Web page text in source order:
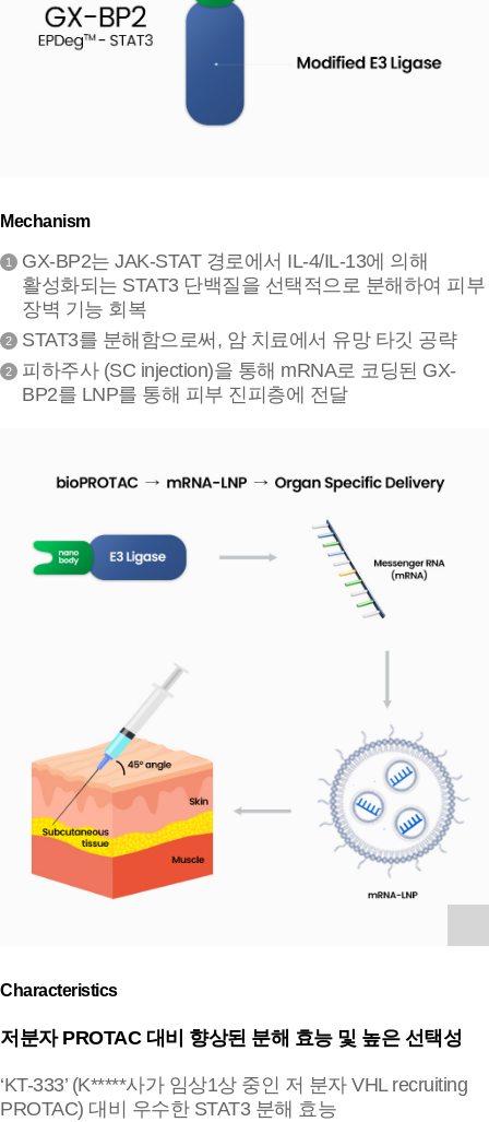
Mechanism
1
GX-BP2는 JAK-STAT 경로에서 IL-4/IL-13에 의해
활성화되는 STAT3 단백질을 선택적으로 분해하여 피부
장벽 기능 회복
2 STAT3를 분해함으로써, 암 치료에서 유망 타깃 공략
2
피하주사 (SC injection)을 통해 mRNA로 코딩된 GX-
BP2를 LNP를 통해 피부 진피층에 전달
Characteristics
저분자 PROTAC 대비 향상된 분해 효능 및 높은 선택성
‘KT-333’ (K*****사가 임상1상 중인 저 분자 VHL recruiting
PROTAC) 대비 우수한 STAT3 분해 효능